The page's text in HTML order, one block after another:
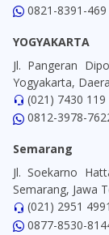
0821-8391-469
YOGYAKARTA
Jl. Pangeran
Yogyakarta,
(021) 7430 119
0812-3978-
Semarang
Jl. Soekarno
Semarang, Jawa
(021) 2951 4991
0877-8530-